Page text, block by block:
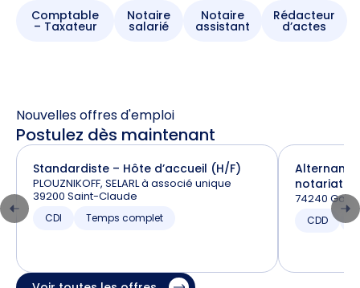
Comptable
– Taxateur
Notaire
salarié
Notaire
assistant
Rédacteur
d’actes
Nouvelles offres d'emploi
Postulez dès maintenant
Standardiste – Hôte d’accueil (H/F)
PLOUZNIKOFF, SELARL à associé unique
39200 Saint-Claude
CDI Temps complet
notariat
74240
CDD